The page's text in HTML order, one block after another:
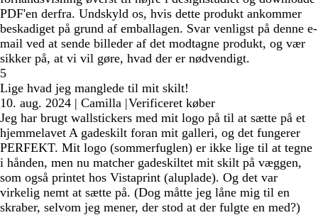
PDF'en derfra. Undskyld os, hvis dette produkt ankommer
beskadiget på grund af emballagen. Svar venligst på denne e-
mail ved at sende billeder af det modtagne produkt, og vær
sikker på, at vi vil gøre, hvad der er nødvendigt.
5
Lige hvad jeg manglede til mit skilt!
10. aug. 2024 | Camilla |Verificeret køber
Jeg har brugt wallstickers med mit logo på til at sætte på et
hjemmelavet A gadeskilt foran mit galleri, og det fungerer
PERFEKT. Mit logo (sommerfuglen) er ikke lige til at tegne
i hånden, men nu matcher gadeskiltet mit skilt på væggen,
som også printet hos Vistaprint (aluplade). Og det var
virkelig nemt at sætte på. (Dog måtte jeg låne mig til en
skraber, selvom jeg mener, der stod at der fulgte en med?)